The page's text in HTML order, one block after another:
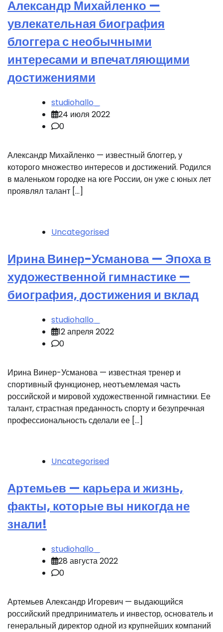
Александр Михайленко —
увлекательная биография
блоггера с необычными
интересами и впечатляющими
достижениями
studiohallo_
24 июля 2022
0
Александр Михайленко — известный блоггер, у
которого множество интересов и достижений. Родился
в маленьком городке на юге России, он уже с юных лет
проявлял талант […]
Uncategorised
Ирина Винер-Усманова — Эпоха в
художественной гимнастике —
биография, достижения и вклад
studiohallo_
12 апреля 2022
0
Ирина Винер-Усманова — известная тренер и
спортивный функционер, неотъемлемая часть
российской и мировой художественной гимнастики. Ее
талант, страстная преданность спорту и безупречная
профессиональность сделали ее […]
Uncategorised
Артемьев — карьера и жизнь,
факты, которые вы никогда не
знали!
studiohallo_
28 августа 2022
0
Артемьев Александр Игоревич — выдающийся
российский предприниматель и инвестор, основатель и
генеральный директор одной из крупнейших компаний